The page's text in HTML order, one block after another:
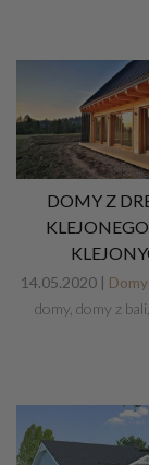
DOMY Z
14.05.2020 |
domy, domy z